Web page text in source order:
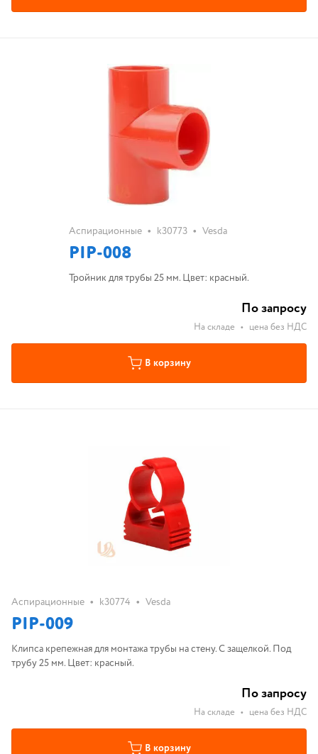
Аспирационные • k30773 • Vesda
PIP-008
Тройник для трубы 25 мм. Цвет: красный.
По запросу
На складе • цена без НДС
В корзину
Аспирационные • k30774 • Vesda
PIP-009
Клипса крепежная для монтажа трубы на стену. С защелкой. Под
трубу 25 мм. Цвет: красный.
По запросу
На складе • цена без НДС
В корзину